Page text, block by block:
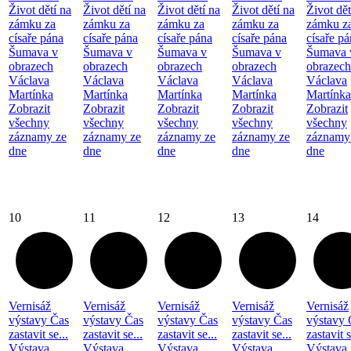
Život dětí na
zámku za
císaře pána
Šumava v
obrazech
Václava
Martínka
Zobrazit
všechny
záznamy ze
dne
Život dětí na
zámku za
císaře pána
Šumava v
obrazech
Václava
Martínka
Zobrazit
všechny
záznamy ze
dne
Život dětí na
zámku za
císaře pána
Šumava v
obrazech
Václava
Martínka
Zobrazit
všechny
záznamy ze
dne
Život dětí na
zámku za
císaře pána
Šumava v
obrazech
Václava
Martínka
Zobrazit
všechny
záznamy ze
dne
Život
zámku
císaře
Šumava
obrazech
Václava
Martínka
Zobrazit
všechny
dne
10
Vernisáž
výstavy Čas
zastavit se...
Výstava
11
Vernisáž
výstavy Čas
zastavit se...
Výstava
12
Vernisáž
výstavy Čas
zastavit se...
Výstava
13
Vernisáž
výstavy Čas
zastavit se...
Výstava
14
Vernisáž
výstavy
zastavit
Výstava